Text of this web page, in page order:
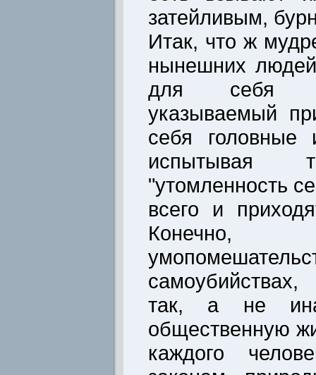
затейливым,
Итак, что ж
нынешних
для себя
указываемый
себя головные
испытывая
"утомленность
всего и
Конечно,
так, а не
общественную
каждого